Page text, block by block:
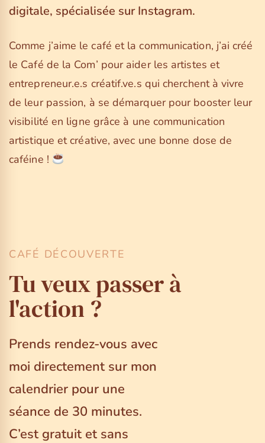
digitale, spécialisée sur Instagram.
Comme j’aime le café et la communication, j’ai créé
le Café de la Com’ pour aider les artistes et
entrepreneur.e.s créatif.ve.s qui cherchent à vivre
de leur passion, à se démarquer pour booster leur
visibilité en ligne grâce à une communication
artistique et créative, avec une bonne dose de
caféine !
CAFÉ DÉCOUVERTE
Tu veux passer à
l'action ?
Prends rendez-vous avec
moi directement sur mon
calendrier pour une
séance de 30 minutes.
C’est gratuit et sans